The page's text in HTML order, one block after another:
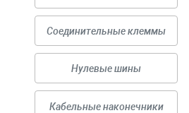
Соединительные клеммы
Нулевые шины
Кабельные наконечники